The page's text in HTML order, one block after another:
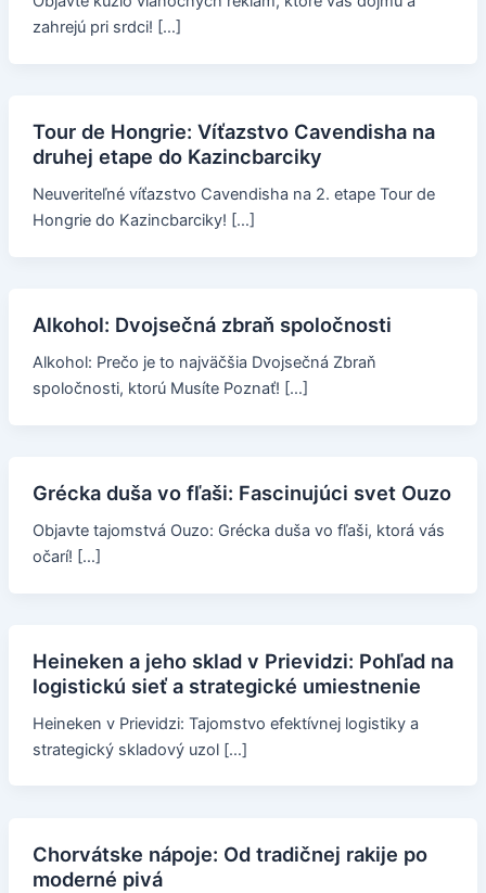
zahrejú pri srdci! […]
Tour de Hongrie: Víťazstvo Cavendisha na
druhej etape do Kazincbarciky
Neuveriteľné víťazstvo Cavendisha na 2. etape Tour de
Hongrie do Kazincbarciky! […]
Alkohol: Dvojsečná zbraň spoločnosti
Alkohol: Prečo je to najväčšia Dvojsečná Zbraň
spoločnosti, ktorú Musíte Poznať! […]
Grécka duša vo fľaši: Fascinujúci svet Ouzo
Objavte tajomstvá Ouzo: Grécka duša vo fľaši, ktorá vás
očarí! […]
Heineken a jeho sklad v Prievidzi: Pohľad na
logistickú sieť a strategické umiestnenie
Heineken v Prievidzi: Tajomstvo efektívnej logistiky a
strategický skladový uzol […]
Chorvátske nápoje: Od tradičnej rakije po
moderné pivá